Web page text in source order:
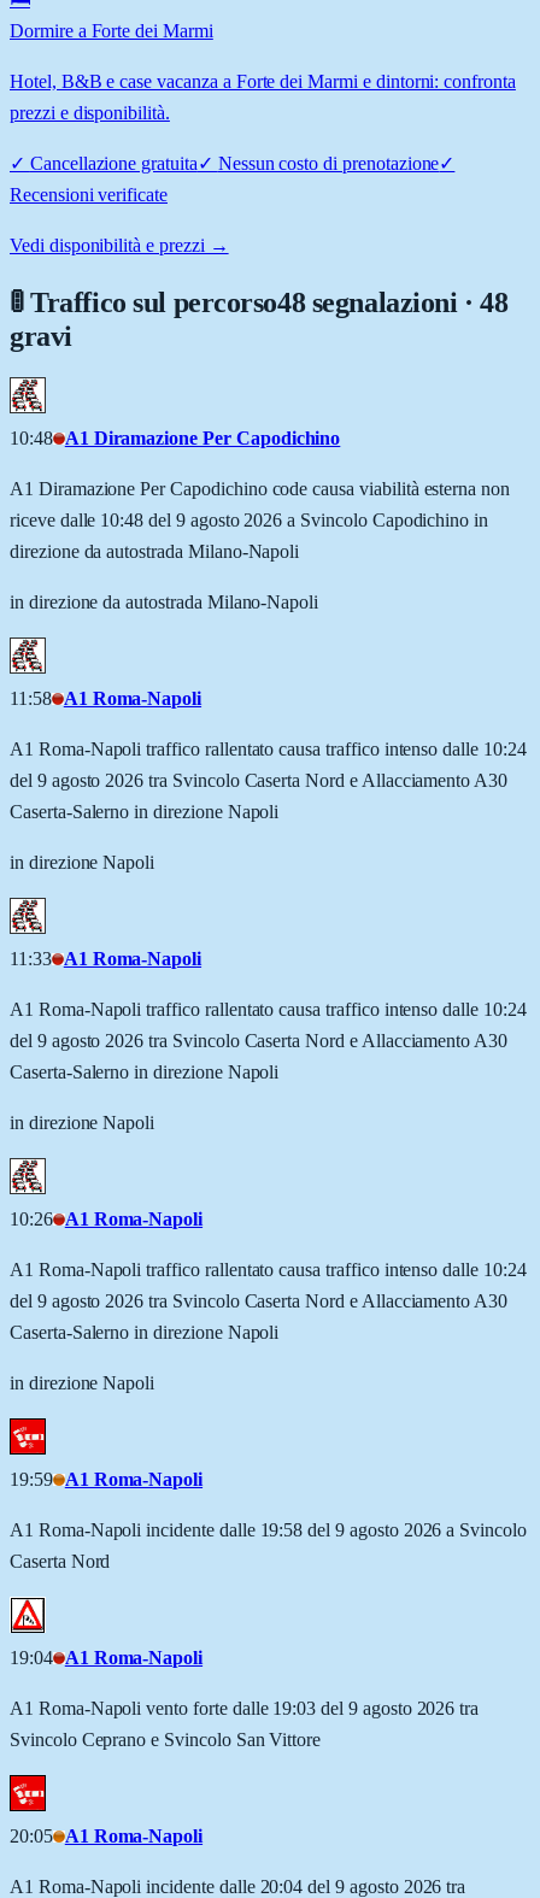
Dormire a Forte dei Marmi
Hotel, B&B e case vacanza a Forte dei Marmi e dintorni: confronta
prezzi e disponibilità.
✓ Cancellazione gratuita✓ Nessun costo di prenotazione✓
Recensioni verificate
Vedi disponibilità e prezzi →
🚦 Traffico sul percorso48 segnalazioni · 48
gravi
10:48 A1 Diramazione Per Capodichino
A1 Diramazione Per Capodichino code causa viabilità esterna non
riceve dalle 10:48 del 9 agosto 2026 a Svincolo Capodichino in
direzione da autostrada Milano-Napoli
in direzione da autostrada Milano-Napoli
11:58 A1 Roma-Napoli
A1 Roma-Napoli traffico rallentato causa traffico intenso dalle 10:24
del 9 agosto 2026 tra Svincolo Caserta Nord e Allacciamento A30
Caserta-Salerno in direzione Napoli
in direzione Napoli
11:33 A1 Roma-Napoli
A1 Roma-Napoli traffico rallentato causa traffico intenso dalle 10:24
del 9 agosto 2026 tra Svincolo Caserta Nord e Allacciamento A30
Caserta-Salerno in direzione Napoli
in direzione Napoli
10:26 A1 Roma-Napoli
A1 Roma-Napoli traffico rallentato causa traffico intenso dalle 10:24
del 9 agosto 2026 tra Svincolo Caserta Nord e Allacciamento A30
Caserta-Salerno in direzione Napoli
in direzione Napoli
19:59 A1 Roma-Napoli
A1 Roma-Napoli incidente dalle 19:58 del 9 agosto 2026 a Svincolo
Caserta Nord
19:04 A1 Roma-Napoli
A1 Roma-Napoli vento forte dalle 19:03 del 9 agosto 2026 tra
Svincolo Ceprano e Svincolo San Vittore
20:05 A1 Roma-Napoli
A1 Roma-Napoli incidente dalle 20:04 del 9 agosto 2026 tra